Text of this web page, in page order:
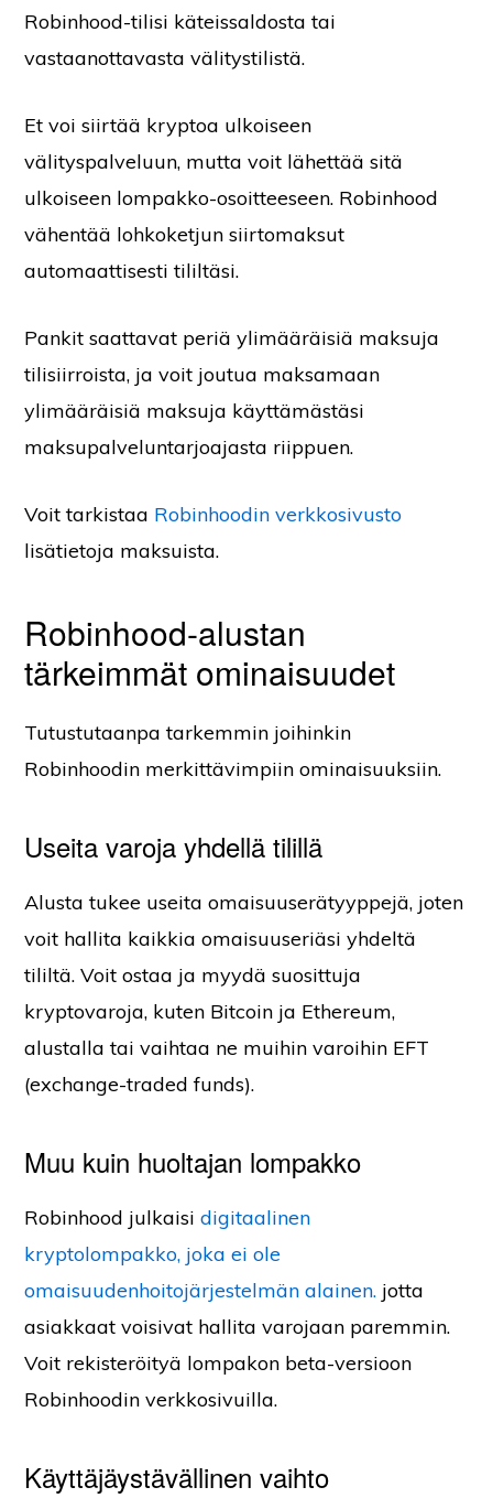
Robinhood-tilisi käteissaldosta tai
vastaanottavasta välitystilistä.
Et voi siirtää kryptoa ulkoiseen
välityspalveluun, mutta voit lähettää sitä
ulkoiseen lompakko-osoitteeseen. Robinhood
vähentää lohkoketjun siirtomaksut
automaattisesti tililtäsi.
Pankit saattavat periä ylimääräisiä maksuja
tilisiirroista, ja voit joutua maksamaan
ylimääräisiä maksuja käyttämästäsi
maksupalveluntarjoajasta riippuen.
Voit tarkistaa Robinhoodin verkkosivusto
lisätietoja maksuista.
Robinhood-alustan
tärkeimmät ominaisuudet
Tutustutaanpa tarkemmin joihinkin
Robinhoodin merkittävimpiin ominaisuuksiin.
Useita varoja yhdellä tilillä
Alusta tukee useita omaisuuserätyyppejä, joten
voit hallita kaikkia omaisuuseriäsi yhdeltä
tililtä. Voit ostaa ja myydä suosittuja
kryptovaroja, kuten Bitcoin ja Ethereum,
alustalla tai vaihtaa ne muihin varoihin EFT
(exchange-traded funds).
Muu kuin huoltajan lompakko
Robinhood julkaisidigitaalinen
kryptolompakko, joka ei ole
omaisuudenhoitojärjestelmän alainen. jotta
asiakkaat voisivat hallita varojaan paremmin.
Voit rekisteröityä lompakon beta-versioon
Robinhoodin verkkosivuilla.
Käyttäjäystävällinen vaihto